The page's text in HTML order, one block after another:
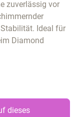
zuverlässig vor
Ideal für
Diamond
dieses